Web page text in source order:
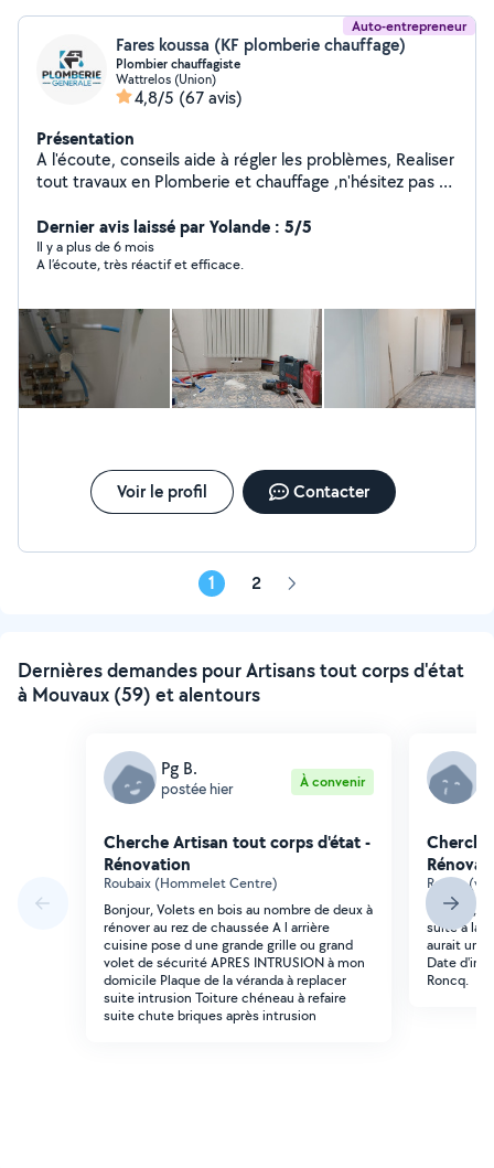
Auto-entrepreneur
Fares koussa (KF plomberie chauffage)
Plombier chauffagiste
Wattrelos (Union)
4,8/5 (67 avis)
Présentation
A l'écoute, conseils aide à régler les problèmes, Realiser
tout travaux en Plomberie et chauffage ,n'hésitez pas à
DÉCENNALE :159250509 001 MERCI
Dernier avis laissé par Yolande : 5/5
Il y a plus de 6 mois
A l’écoute, très réactif et efficace.
Voir le profil Contacter
1 2 Page
Dernières demandes pour Artisans tout corps d'état
à Mouvaux (59) et alentours
Pg B.
postée hier À convenir
Cherche Artisan tout corps d'état -
Rénovation
Roubaix (Hommelet Centre)
Bonjour, Volets en bois au nombre de deux à
rénover au rez de chaussée A l arrière
cuisine pose d une grande grille ou grand
volet de sécurité APRES INTRUSION à mon
domicile Plaque de la véranda à replacer
suite intrusion Toiture chéneau à refaire
suite chute briques après intrusion
Roncq
Bonjour,
suite à la
aurait un
Date
Roncq.